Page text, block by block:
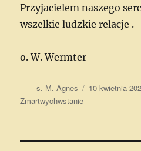
Przyjacielem naszego
wszelkie ludzkie relacje .
o. W. Wermter
Autor
s. M. Agnes
Data
10 kwietnia
Zmartwychwstanie